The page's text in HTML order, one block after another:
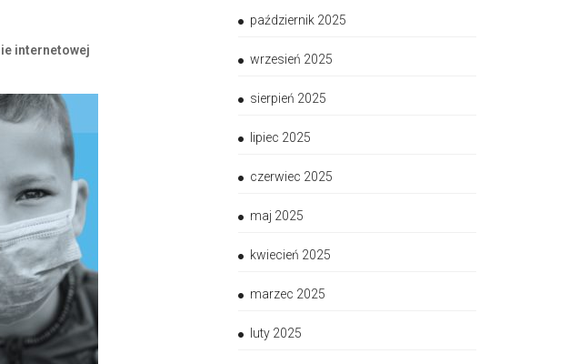
internetowej
październik 2025
wrzesień 2025
sierpień 2025
lipiec 2025
czerwiec 2025
maj 2025
kwiecień 2025
marzec 2025
luty 2025